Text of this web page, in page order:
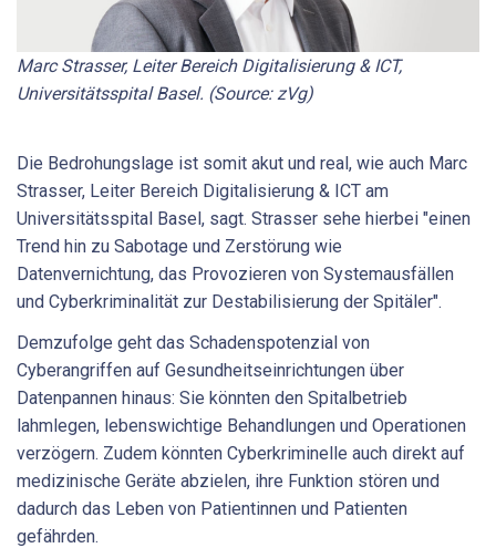
Marc Strasser, Leiter Bereich Digita­lisierung & ICT,
Universitätsspital Basel. (Source: zVg)
Die Bedrohungslage ist somit akut und real, wie auch Marc
Strasser, Leiter Bereich Digitalisierung & ICT am
Universitätsspital Basel, sagt. Strasser sehe hierbei "einen
Trend hin zu Sabotage und Zerstörung wie
Datenvernichtung, das Provozieren von Systemausfällen
und Cyberkriminalität zur Destabilisierung der Spitäler".
Demzufolge geht das Schadenspotenzial von
Cyberangriffen auf Gesundheitseinrichtungen über
Datenpannen hinaus: Sie könnten den Spitalbetrieb
lahmlegen, lebenswichtige Behandlungen und Operationen
verzögern. Zudem könnten Cyberkriminelle auch direkt auf
medizinische Geräte abzielen, ihre Funk­tion stören und
dadurch das Leben von Patientinnen und Patienten
gefährden.